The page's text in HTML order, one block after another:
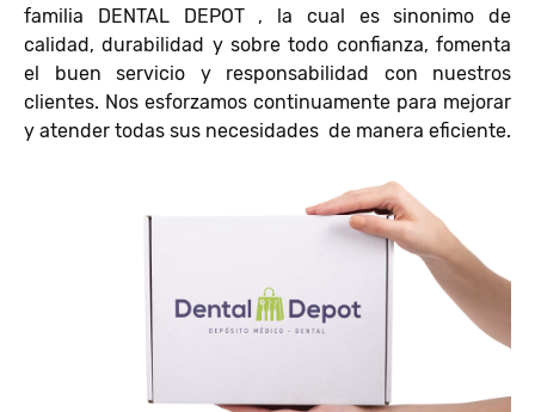
familia DENTAL DEPOT , la cual es sinonimo de
calidad, durabilidad y sobre todo confianza, fomenta
el buen servicio y responsabilidad con nuestros
clientes. Nos esforzamos continuamente para mejorar
y atender todas sus necesidades de manera eficiente.